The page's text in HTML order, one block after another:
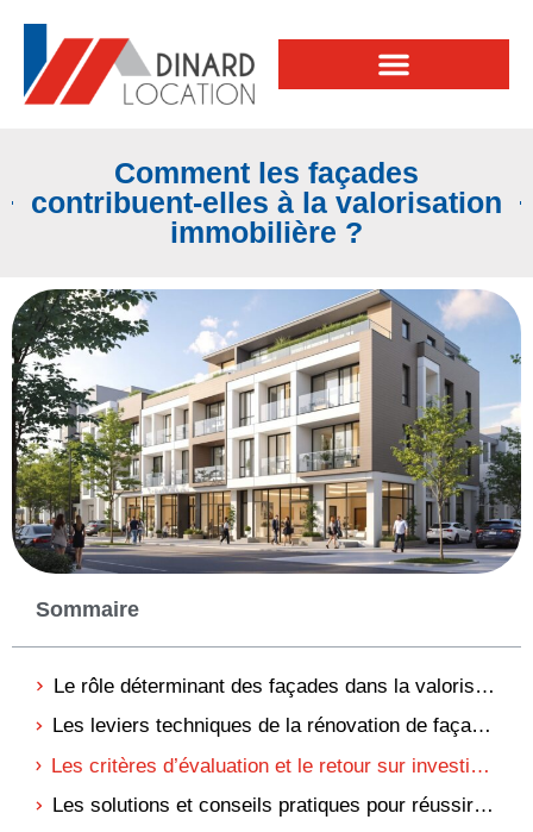
Comment les façades
contribuent-elles à la valorisation
immobilière ?
Sommaire
Le rôle déterminant des façades dans la valorisation immobilière
Les leviers techniques de la rénovation de façade et leur impact sur la valeur
Les critères d’évaluation et le retour sur investissement d’une façade rénovée
Les solutions et conseils pratiques pour réussir la valorisation par la façade